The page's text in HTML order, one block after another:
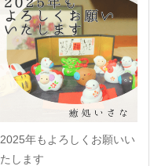
2025年もよろしくお願いい
たします